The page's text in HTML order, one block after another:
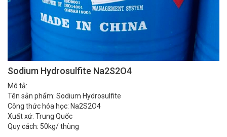
Sodium Hydrosulfite Na2S2O4
Mô tả:
Tên sản phẩm: Sodium Hydrosulfite
Công thức hóa học: Na2S2O4
Xuất xứ: Trung Quốc
Quy cách: 50kg/ thùng